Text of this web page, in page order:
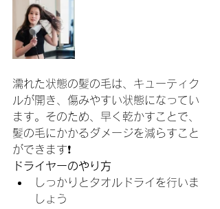
濡れた状態の髪の毛は、キューティク
ルが開き、傷みやすい状態になってい
ます。そのため、早く乾かすことで、
髪の毛にかかるダメージを減らすこと
ができます❗️
ドライヤーのやり方
しっかりとタオルドライを行いま
しょう